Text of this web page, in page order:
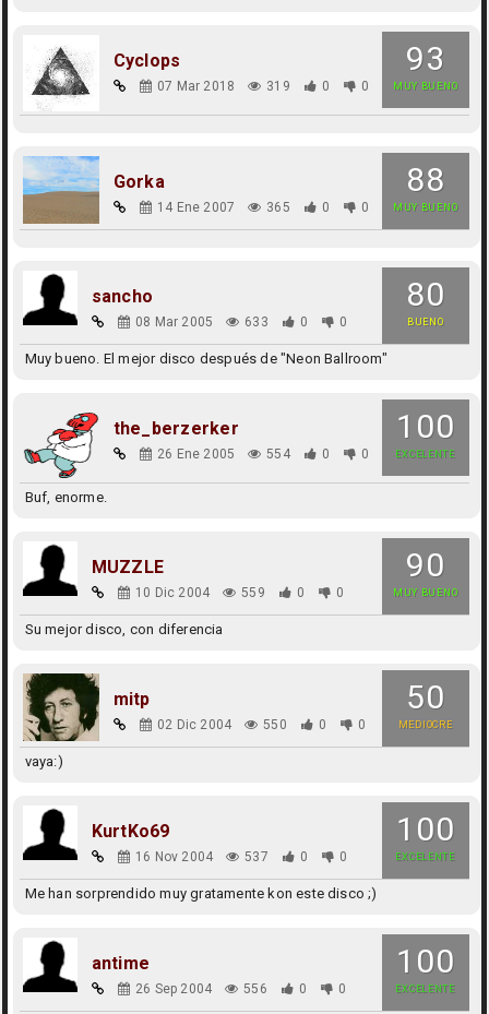
93
MUY BUENO
Cyclops
07 Mar 2018 319 0 0
88
MUY BUENO
Gorka
14 Ene 2007 365 0 0
80
BUENO
sancho
08 Mar 2005 633 0 0
Muy bueno. El mejor disco después de "Neon Ballroom"
100
EXCELENTE
the_berzerker
26 Ene 2005 554 0 0
Buf, enorme.
90
MUY BUENO
MUZZLE
10 Dic 2004 559 0 0
Su mejor disco, con diferencia
50
MEDIOCRE
mitp
02 Dic 2004 550 0 0
vaya:)
100
EXCELENTE
KurtKo69
16 Nov 2004 537 0 0
Me han sorprendido muy gratamente kon este disco ;)
100
EXCELENTE
antime
26 Sep 2004 556 0 0